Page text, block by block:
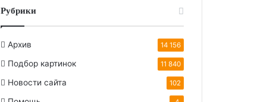
Рубрики
Архив 14 156
Подбор картинок 11 840
Новости сайта 102